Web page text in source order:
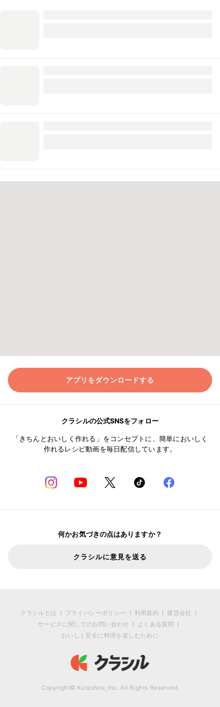
アプリをダウンロードする
クラシルの公式SNSをフォロー
「きちんとおいしく作れる」をコンセプトに、簡単においしく
作れるレシピ動画を毎日配信しています。
何かお気づきの点はありますか？
クラシルに意見を送る
クラシルとは プライバシーポリシー 利用規約
運営会社
サービスに関してのお問い合わせ
よくある質問
おいしく安全に料理を楽しむために
Copyright© Kurashiru, Inc. All Rights Reserved.